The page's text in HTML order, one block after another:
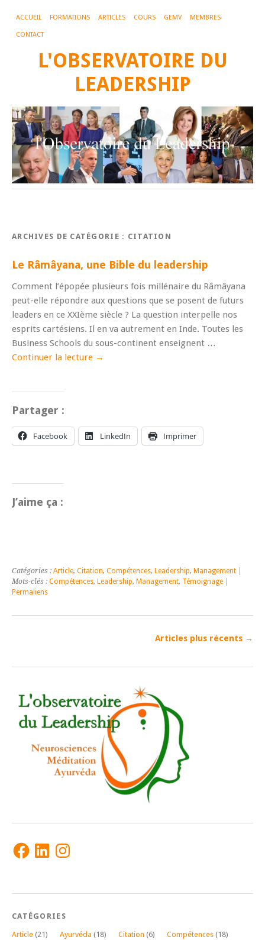
ACCUEIL FORMATIONS ARTICLES COURS GEMV MEMBRES
CONTACT
L'OBSERVATOIRE DU
LEADERSHIP
ARCHIVES DE CATÉGORIE : CITATION
Le Râmâyana, une Bible du leadership
Comment l’épopée plusieurs fois millénaire du Râmâyana
peut-elle répondre aux questions que se posent de futurs
leaders en ce XXIème siècle ? La question interpelle nos
esprits cartésiens. Il en va autrement en Inde. Toutes les
Business Schools du sous-continent enseignent …
Continuer la lecture →
Partager :
Facebook LinkedIn Imprimer
J’aime ça :
Catégories : Article, Citation, Compétences, Leadership, Management
Mots-clés : Compétences, Leadership, Management, Témoignage
Permaliens
Articles plus récents →
FacebookLinkedInInstagram
CATÉGORIES
Article (21) Ayurvéda (18) Citation (6) Compétences (18)